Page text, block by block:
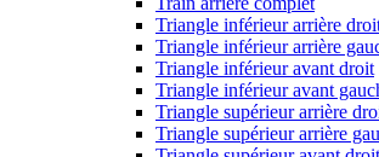
Triangle inférieur arrière
Triangle inférieur arrière
Triangle inférieur avant droit
Triangle inférieur avant
Triangle supérieur arrière
Triangle supérieur arrière